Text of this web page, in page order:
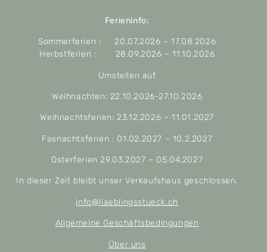
Ferieninfo:
Sommerferien : 20.07.2026 – 17.08.2026
Herbstferien : 28.09.2026 – 11.10.2026
Umstellen auf
Weihnachten: 22.10.2026-27.10.2026
Weihnachtsferien: 23.12.2026 – 11.01.2027
Fasnachtsferien : 01.02.2027 – 10.2.2027
Osterferien 29.03.2027 – 05.04.2027
In dieser Zeit bleibt unser Verkaufshaus geschlossen.
info@liaeblingsstueck.ch
Allgemeine Geschäftsbedingungen
Über uns